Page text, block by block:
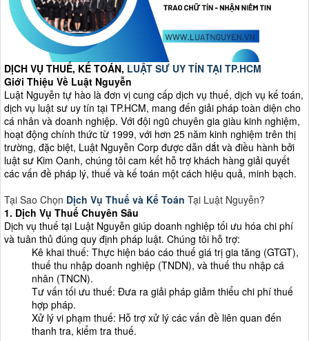
DỊCH VỤ THUẾ, KẾ TOÁN, LUẬT SƯ UY TÍN TẠI TP.HCM
Giới Thiệu Về Luật Nguyễn
Luật Nguyễn tự hào là đơn vị cung cấp dịch vụ thuế, dịch vụ kế toán,
dịch vụ luật sư uy tín tại TP.HCM, mang đến giải pháp toàn diện cho
cá nhân và doanh nghiệp. Với đội ngũ chuyên gia giàu kinh nghiệm,
hoạt động chính thức từ 1999, với hơn 25 năm kinh nghiệm trên thị
trường, đặc biệt, Luật Nguyễn Corp được dẫn dắt và điều hành bởi
luật sư Kim Oanh, chúng tôi cam kết hỗ trợ khách hàng giải quyết
các vấn đề pháp lý, thuế và kế toán một cách hiệu quả, minh bạch.
Tại Sao Chọn Dịch Vụ Thuế và Kế Toán Tại Luật Nguyễn?
1. Dịch Vụ Thuế Chuyên Sâu
Dịch vụ thuế tại Luật Nguyễn giúp doanh nghiệp tối ưu hóa chi phí
và tuân thủ đúng quy định pháp luật. Chúng tôi hỗ trợ:
Kê khai thuế: Thực hiện báo cáo thuế giá trị gia tăng (GTGT),
thuế thu nhập doanh nghiệp (TNDN), và thuế thu nhập cá
nhân (TNCN).
Tư vấn tối ưu thuế: Đưa ra giải pháp giảm thiểu chi phí thuế
hợp pháp.
Xử lý vi phạm thuế: Hỗ trợ xử lý các vấn đề liên quan đến
thanh tra, kiểm tra thuế.